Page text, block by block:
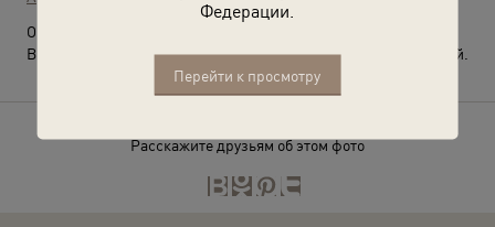
Федерации.
Перейти к просмотру
О фотографии:
Выставка
«Николай Расторгуев, 1991 год»с этой фотографией.
Расскажите друзьям об этом фото